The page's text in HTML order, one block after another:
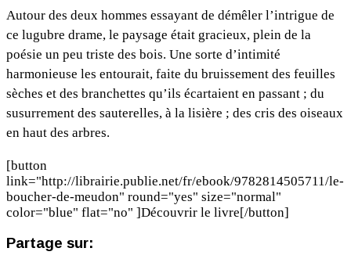
Autour des deux hommes essayant de démêler l’intrigue de
ce lugubre drame, le paysage était gracieux, plein de la
poésie un peu triste des bois. Une sorte d’intimité
harmonieuse les entourait, faite du bruissement des feuilles
sèches et des branchettes qu’ils écartaient en passant ; du
susurrement des sauterelles, à la lisière ; des cris des oiseaux
en haut des arbres.
[button
link="http://librairie.publie.net/fr/ebook/9782814505711/le-
boucher-de-meudon" round="yes" size="normal"
color="blue" flat="no" ]Découvrir le livre[/button]
Partage sur: